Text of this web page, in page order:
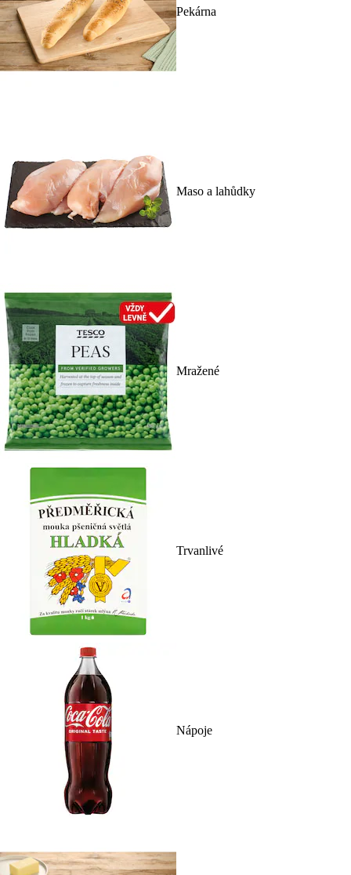
Pekárna
Maso a lahůdky
Mražené
Trvanlivé
Nápoje